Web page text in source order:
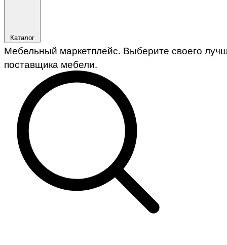
Каталог
Мебельный маркетплейс. Выберите своего
поставщика мебели.